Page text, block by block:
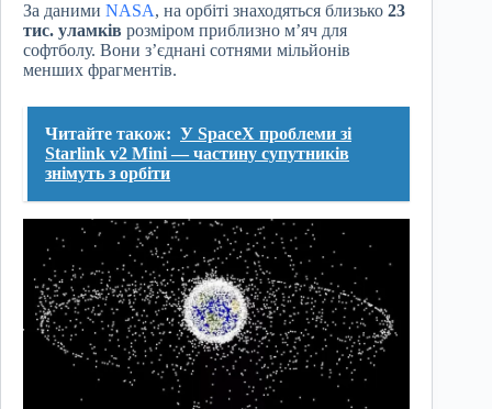
За даними NASA, на орбіті знаходяться близько 23
тис. уламків розміром приблизно м’яч для
софтболу. Вони з’єднані сотнями мільйонів
менших фрагментів.
Читайте також: У SpaceX проблеми зі
Starlink v2 Mini — частину супутників
знімуть з орбіти